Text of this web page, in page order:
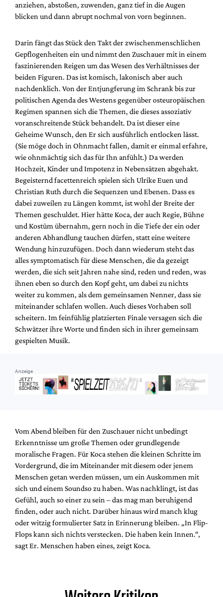
anziehen, abstoßen, zuwenden, ganz tief in die Augen
blicken und dann abrupt nochmal von vorn beginnen.
Darin fängt das Stück den Takt der zwischenmenschlichen
Gepflogenheiten ein und nimmt den Zuschauer mit in einem
faszinierenden Reigen um das Wesen des Verhältnisses der
beiden Figuren. Das ist komisch, lakonisch aber auch
nachdenklich. Von der Entjungferung im Schrank bis zur
politischen Agenda des Westens gegenüber osteuropäischen
Regimen spannen sich die Themen, die dieses assoziativ
voranschreitende Stück behandelt. Da ist dieser eine
Geheime Wunsch, den Er sich ausführlich entlocken lässt.
(Sie möge doch in Ohnmacht fallen, damit er einmal erfahre,
wie ohnmächtig sich das für Ihn anfühlt.) Da werden
Hochzeit, Kinder und Impotenz in Nebensätzen abgehakt.
Begeisternd facettenreich spielen sich Ulrike Euen und
Christian Ruth durch die Sequenzen und Ebenen. Dass es
dabei zuweilen zu Längen kommt, ist wohl der Breite der
Themen geschuldet. Hier hätte Koca, der auch Regie, Bühne
und Kostüm übernahm, gern noch in die Tiefe der ein oder
anderen Abhandlung tauchen dürfen, statt eine weitere
Wendung hinzuzufügen. Doch dann wiederum steht das
alles symptomatisch für diese Menschen, die da gezeigt
werden, die sich seit Jahren nahe sind, reden und reden, was
ihnen eben so durch den Kopf geht, um dabei zu nichts
weiter zu kommen, als dem gemeinsamen Nenner, dass sie
miteinander schlafen wollen. Auch dieses Vorhaben soll
scheitern. Im feinfühlig platzierten Finale versagen sich die
Schwätzer ihre Worte und finden sich in ihrer gemeinsam
gespielten Musik.
Anzeige
Vom Abend bleiben für den Zuschauer nicht unbedingt
Erkenntnisse um große Themen oder grundlegende
moralische Fragen. Für Koca stehen die kleinen Schritte im
Vordergrund, die im Miteinander mit diesem oder jenem
Menschen getan werden müssen, um ein Auskommen mit
sich und einem Soundso zu haben. Was nachklingt, ist das
Gefühl, auch so einer zu sein – das mag man beruhigend
finden, oder auch nicht. Darüber hinaus wird manch klug
oder witzig formulierter Satz in Erinnerung bleiben. „In Flip-
Flops kann sich nichts verstecken. Die haben kein Innen.“,
sagt Er. Menschen haben eines, zeigt Koca.